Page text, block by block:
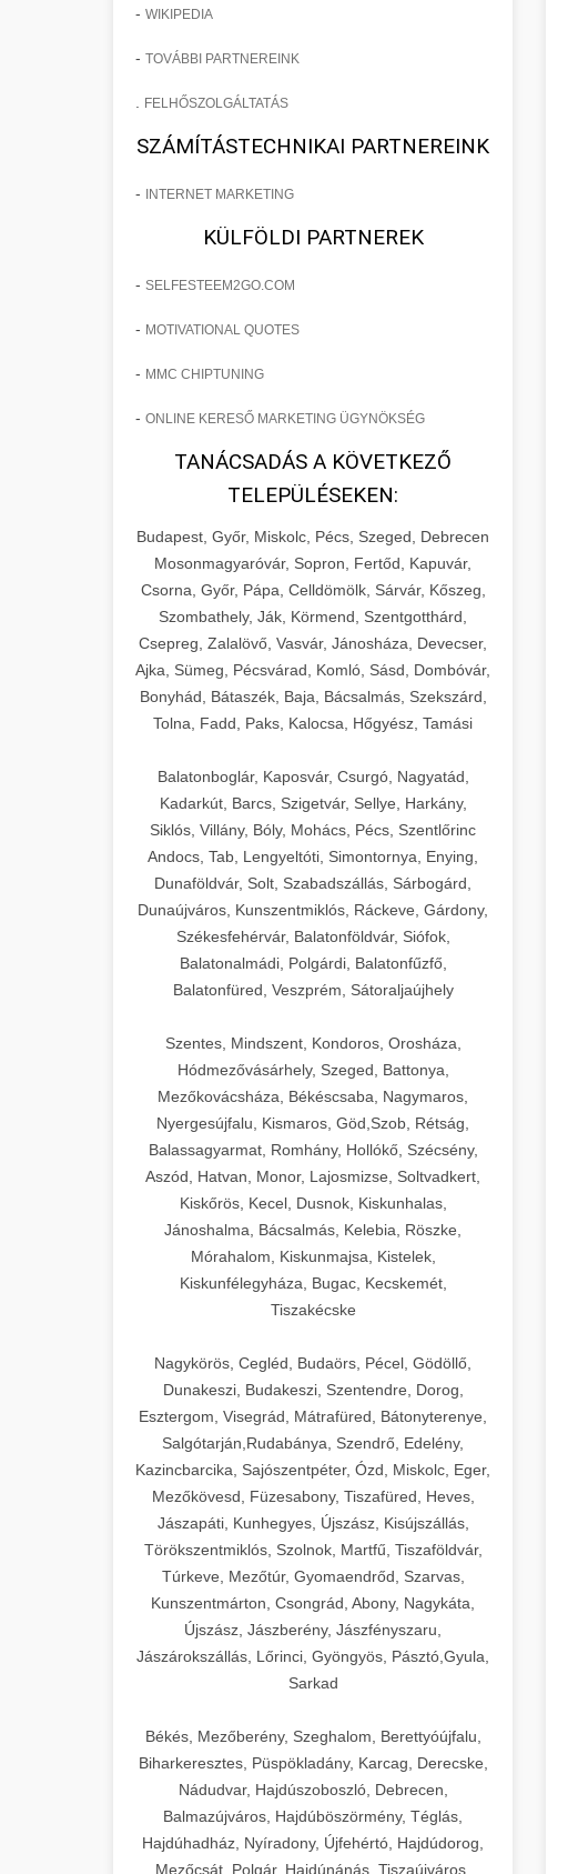
- WIKIPEDIA
- TOVÁBBI PARTNEREINK
FELHŐSZOLGÁLTATÁS
SZÁMÍTÁSTECHNIKAI PARTNEREINK
- INTERNET MARKETING
KÜLFÖLDI PARTNEREK
- SELFESTEEM2GO.COM
- MOTIVATIONAL QUOTES
- MMC CHIPTUNING
- ONLINE KERESŐ MARKETING ÜGYNÖKSÉG
TANÁCSADÁS A KÖVETKEZŐ
TELEPÜLÉSEKEN:
Budapest, Győr, Miskolc, Pécs, Szeged, Debrecen
Mosonmagyaróvár, Sopron, Fertőd, Kapuvár,
Csorna, Győr, Pápa, Celldömölk, Sárvár, Kőszeg,
Szombathely, Ják, Körmend, Szentgotthárd,
Csepreg, Zalalövő, Vasvár, Jánosháza, Devecser,
Ajka, Sümeg, Pécsvárad, Komló, Sásd, Dombóvár,
Bonyhád, Bátaszék, Baja, Bácsalmás, Szekszárd,
Tolna, Fadd, Paks, Kalocsa, Hőgyész, Tamási
Balatonboglár, Kaposvár, Csurgó, Nagyatád,
Kadarkút, Barcs, Szigetvár, Sellye, Harkány,
Siklós, Villány, Bóly, Mohács, Pécs, Szentlőrinc
Andocs, Tab, Lengyeltóti, Simontornya, Enying,
Dunaföldvár, Solt, Szabadszállás, Sárbogárd,
Dunaújváros, Kunszentmiklós, Ráckeve, Gárdony,
Székesfehérvár, Balatonföldvár, Siófok,
Balatonalmádi, Polgárdi, Balatonfűzfő,
Balatonfüred, Veszprém, Sátoraljaújhely
Szentes, Mindszent, Kondoros, Orosháza,
Hódmezővásárhely, Szeged, Battonya,
Mezőkovácsháza, Békéscsaba, Nagymaros,
Nyergesújfalu, Kismaros, Göd,Szob, Rétság,
Balassagyarmat, Romhány, Hollókő, Szécsény,
Aszód, Hatvan, Monor, Lajosmizse, Soltvadkert,
Kiskőrös, Kecel, Dusnok, Kiskunhalas,
Jánoshalma, Bácsalmás, Kelebia, Röszke,
Mórahalom, Kiskunmajsa, Kistelek,
Kiskunfélegyháza, Bugac, Kecskemét,
Tiszakécske
Nagykörös, Cegléd, Budaörs, Pécel, Gödöllő,
Dunakeszi, Budakeszi, Szentendre, Dorog,
Esztergom, Visegrád, Mátrafüred, Bátonyterenye,
Salgótarján,Rudabánya, Szendrő, Edelény,
Kazincbarcika, Sajószentpéter, Ózd, Miskolc, Eger,
Mezőkövesd, Füzesabony, Tiszafüred, Heves,
Jászapáti, Kunhegyes, Újszász, Kisújszállás,
Törökszentmiklós, Szolnok, Martfű, Tiszaföldvár,
Túrkeve, Mezőtúr, Gyomaendrőd, Szarvas,
Kunszentmárton, Csongrád, Abony, Nagykáta,
Újszász, Jászberény, Jászfényszaru,
Jászárokszállás, Lőrinci, Gyöngyös, Pásztó,Gyula,
Sarkad
Békés, Mezőberény, Szeghalom, Berettyóújfalu,
Biharkeresztes, Püspökladány, Karcag, Derecske,
Nádudvar, Hajdúszoboszló, Debrecen,
Balmazújváros, Hajdúböszörmény, Téglás,
Hajdúhadház, Nyíradony, Újfehértó, Hajdúdorog,
Mezőcsát, Polgár, Hajdúnánás, Tiszaújváros,